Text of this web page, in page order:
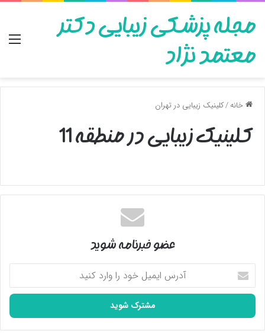
مجله پزشکی زیبایی دکتر
معتمد نژاد
خانه/کلینیک زیبایی در تهران
کلینیک زیبایی در منطقه 11
عضو خبرنامه شوید
آدرس
ایمیل
خود
وارد
کنید